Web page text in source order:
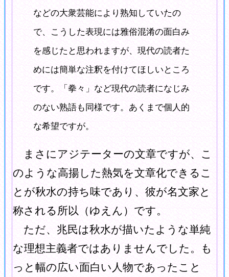
などの大衆芸能により熟知していたの
で、こうした表現には雅俗混淆の面白み
を感じたと思われますが、現代の読者た
めには簡単な注釈を付けてほしいところ
です。「拳々」など現代の読者になじみ
のない熟語も同様です。あくまで個人的
な希望ですが。
まさにアジテーターの文章ですが、こ
のような高揚した熱気を文章化できるこ
とが秋水の持ち味であり、彼が名文家と
称される所以（ゆえん）です。
ただ、兆民は秋水が描いたような単純
な理想主義者ではありませんでした。も
っと幅の広い面白い人物であったこと